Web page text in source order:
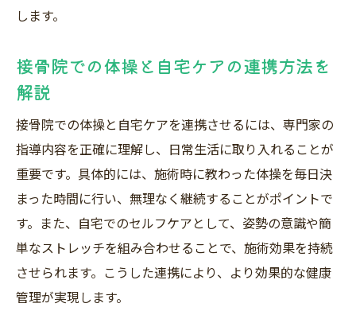
日々のセルフケアに接骨院体操を取り入れ
接骨院で話題の体操を学ぶ利点と安心感
専門家が直接指導する接骨院体操の魅力
接骨院体操が評価される理由とその効果
高林孝光氏の理論を参考にした体操の特徴
接骨院体操で得られる健康への自信とは
接骨院体操が地域で話題になる理由
続けやすい接骨院体操で快適な毎日を手に入れ
します。
接骨院での体操と自宅ケアの連携方法を
解説
接骨院での体操と自宅ケアを連携させるには、専門家の
指導内容を正確に理解し、日常生活に取り入れることが
重要です。具体的には、施術時に教わった体操を毎日決
まった時間に行い、無理なく継続することがポイントで
す。また、自宅でのセルフケアとして、姿勢の意識や簡
単なストレッチを組み合わせることで、施術効果を持続
させられます。こうした連携により、より効果的な健康
管理が実現します。